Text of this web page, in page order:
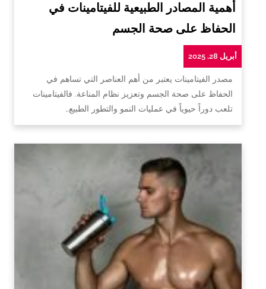
أهمية المصادر الطبيعية للفيتامينات في
الحفاظ على صحة الجسم
أبريل 28, 2025
مصدر الفيتامينات يعتبر من أهم العناصر التي تساهم في
الحفاظ على صحة الجسم وتعزيز نظام المناعة. فالفيتامينات
تلعب دوراً حيوياً في عمليات النمو والتطور الطبيع…